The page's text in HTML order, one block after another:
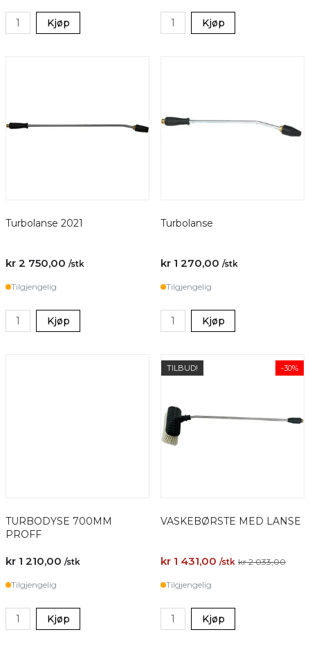
Kjøp Kjøp
Turbolanse 2021
kr 2 750,00 /stk
Tilgjengelig
Kjøp
Turbolanse
kr 1 270,00 /stk
Tilgjengelig
Kjøp
TURBODYSE 700MM
PROFF
kr 1 210,00 /stk
Tilgjengelig
Kjøp
TILBUD! -30%
VASKEBØRSTE MED LANSE
kr 1 431,00 /stk kr 2 033,00
Tilgjengelig
Kjøp